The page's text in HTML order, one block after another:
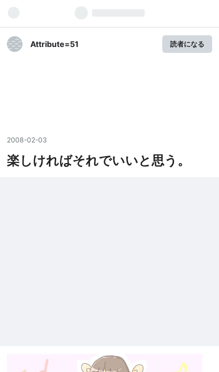
Attribute=51 読者になる
2008-02-03
楽しければそれでいいと思う。